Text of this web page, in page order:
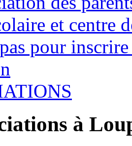
et centre
pour
à